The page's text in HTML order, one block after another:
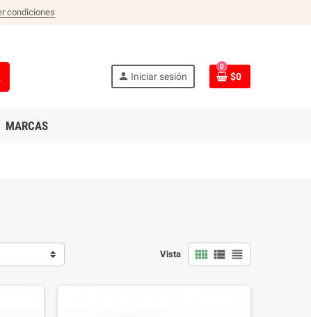
condiciones
person Iniciar sesión
0
$0
MARCAS
Vista view_comfy view_list view_headline